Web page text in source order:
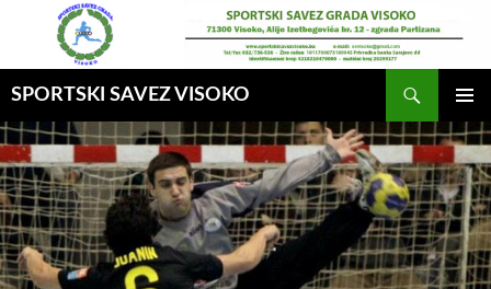
SPORTSKI SAVEZ VISOKO
GLAVNI
MENI